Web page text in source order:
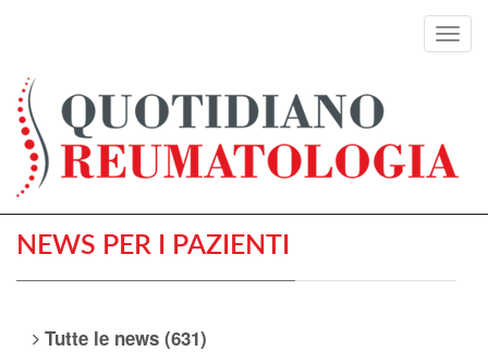
NEWS PER I PAZIENTI
Tutte le news (631)